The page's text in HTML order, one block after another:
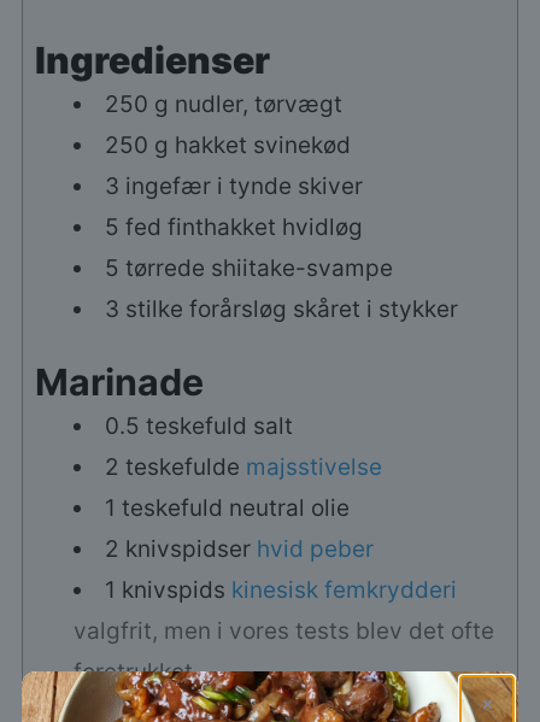
Ingredienser
250 g nudler, tørvægt
250 g hakket svinekød
3 ingefær i tynde skiver
5 fed finthakket hvidløg
5 tørrede shiitake-svampe
3 stilke forårsløg skåret i stykker
Marinade
0.5 teskefuld salt
2 teskefulde majsstivelse
1 teskefuld neutral olie
2 knivspidser hvid peber
1 knivspids kinesisk femkrydderi
valgfrit, men i vores tests blev det ofte
foretrukket
×